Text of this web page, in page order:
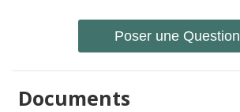
Poser une Question
Documents